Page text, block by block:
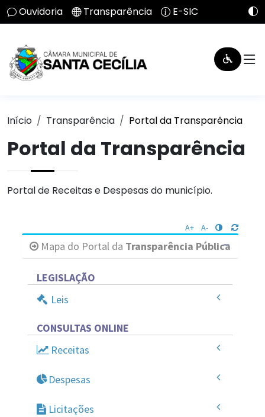
Ouvidoria Transparência E-SIC
Início Transparência Portal da Transparência
Portal da Transparência
Portal de Receitas e Despesas do município.